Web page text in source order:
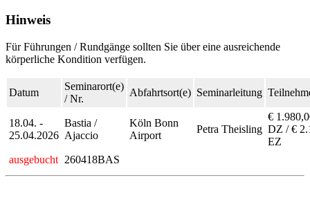
Hinweis
Für Führungen / Rundgänge sollten Sie über eine ausreichende
körperliche Kondition verfügen.
Datum
Seminarort(e)
/ Nr.
Abfahrtsort(e) Seminarleitung
18.04. -
25.04.2026
Bastia /
Ajaccio
Köln Bonn
Airport
Petra Theisling
€
DZ / €
EZ
ausgebucht 260418BAS